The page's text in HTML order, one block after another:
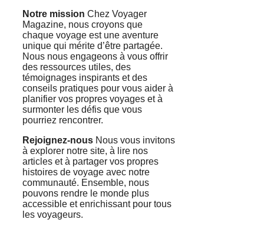
Notre mission Chez Voyager
Magazine, nous croyons que
chaque voyage est une aventure
unique qui mérite d’être partagée.
Nous nous engageons à vous offrir
des ressources utiles, des
témoignages inspirants et des
conseils pratiques pour vous aider à
planifier vos propres voyages et à
surmonter les défis que vous
pourriez rencontrer.
Rejoignez-nous Nous vous invitons
à explorer notre site, à lire nos
articles et à partager vos propres
histoires de voyage avec notre
communauté. Ensemble, nous
pouvons rendre le monde plus
accessible et enrichissant pour tous
les voyageurs.